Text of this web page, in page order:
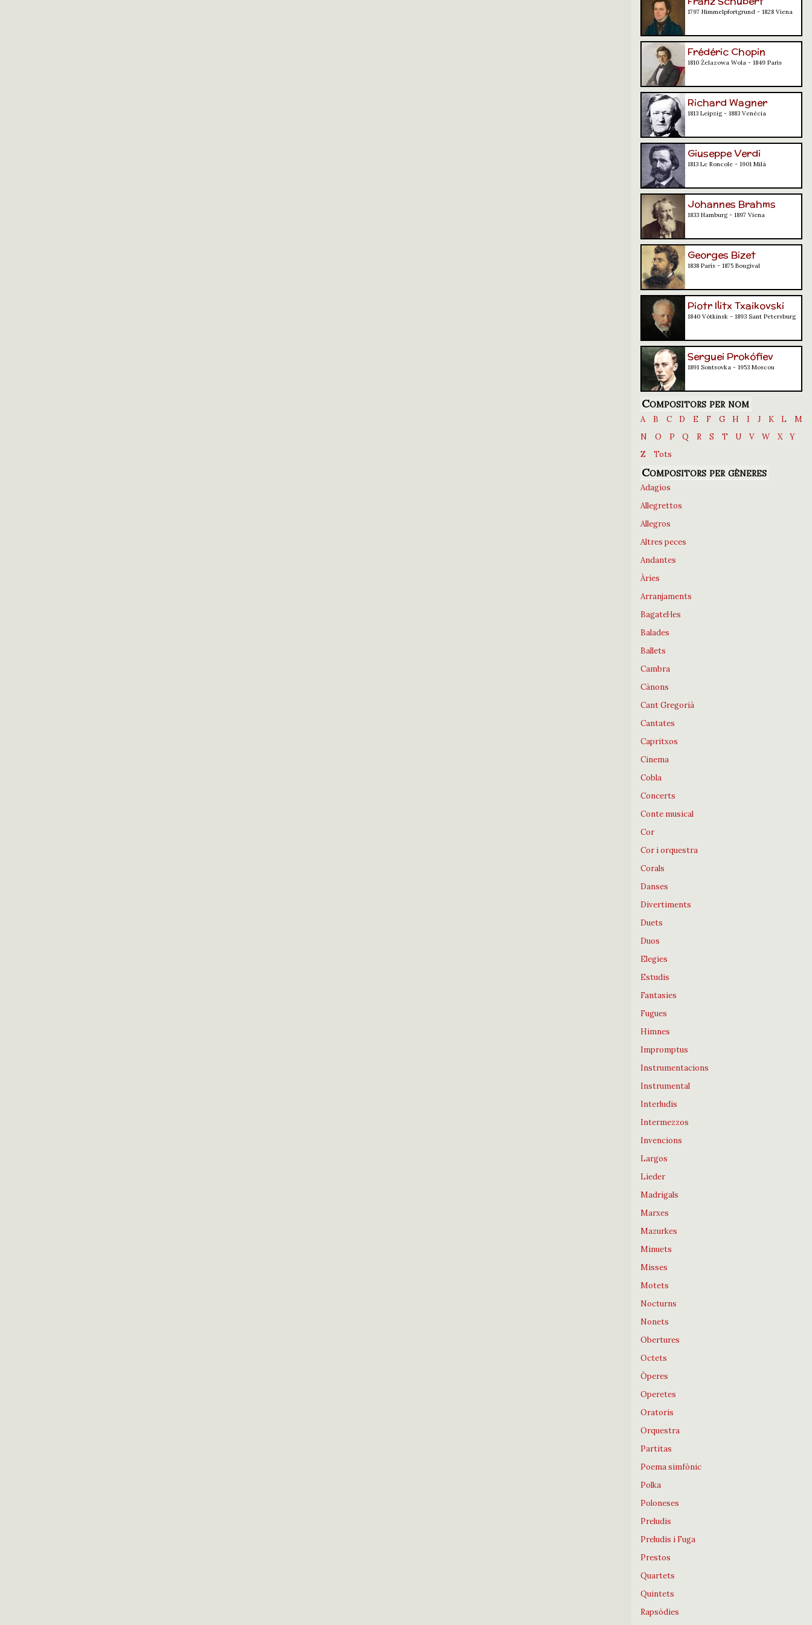
1797 Himmelpfortgrund - 1828 Viena
Frédéric Chopin
1810 Żelazowa Wola - 1849 París
Richard Wagner
1813 Leipzig - 1883 Venècia
Giuseppe Verdi
1813 Le Roncole - 1901 Milà
Johannes Brahms
1833 Hamburg - 1897 Viena
Georges Bizet
1838 París - 1875 Bougival
Piotr Ilitx Txaikovski
1840 Vótkinsk - 1893 Sant Petersburg
Serguei Prokófiev
1891 Sontsovka - 1953 Moscou
Compositors per nom
A B C D E F G H I J K L
M
N
O P Q R S T U V W X
Y
Z
Tots
Compositors per gèneres
Adagios
Allegrettos
Allegros
Altres peces
Andantes
Àries
Arranjaments
Bagatel·les
Balades
Ballets
Cambra
Cànons
Cant Gregorià
Cantates
Capritxos
Cinema
Cobla
Concerts
Conte musical
Cor
Cor i orquestra
Corals
Danses
Divertiments
Duets
Duos
Elegies
Estudis
Fantasies
Fugues
Himnes
Impromptus
Instrumentacions
Instrumental
Interludis
Intermezzos
Invencions
Largos
Lieder
Madrigals
Marxes
Mazurkes
Minuets
Misses
Motets
Nocturns
Nonets
Obertures
Octets
Òperes
Operetes
Oratoris
Orquestra
Partitas
Poema simfònic
Polka
Poloneses
Preludis
Preludis i Fuga
Prestos
Quartets
Quintets
Rapsòdies